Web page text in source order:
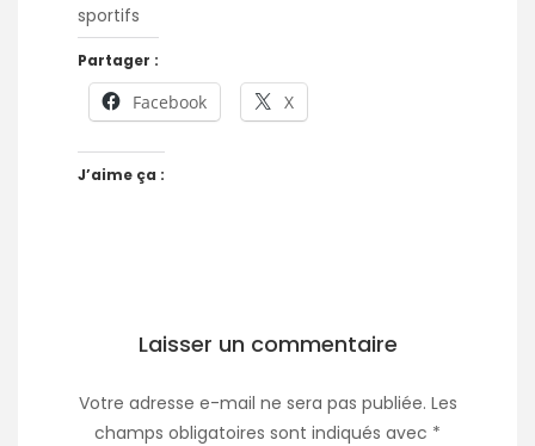
sportifs
Partager :
Facebook X
J’aime ça :
Laisser un commentaire
Votre adresse e-mail ne sera pas publiée. Les
champs obligatoires sont indiqués avec *